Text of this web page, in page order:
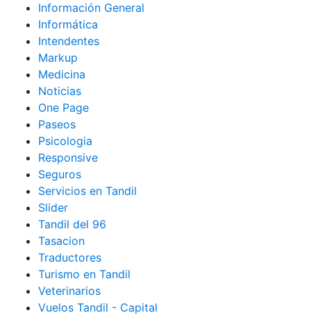
Información General
Informática
Intendentes
Markup
Medicina
Noticias
One Page
Paseos
Psicologia
Responsive
Seguros
Servicios en Tandil
Slider
Tandil del 96
Tasacion
Traductores
Turismo en Tandil
Veterinarios
Vuelos Tandil - Capital